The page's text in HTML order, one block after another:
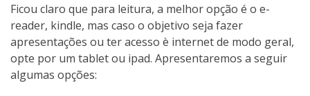
Ficou claro que para leitura, a melhor opção é o e-
reader, kindle, mas caso o objetivo seja fazer
apresentações ou ter acesso è internet de modo geral,
opte por um tablet ou ipad. Apresentaremos a seguir
algumas opções: